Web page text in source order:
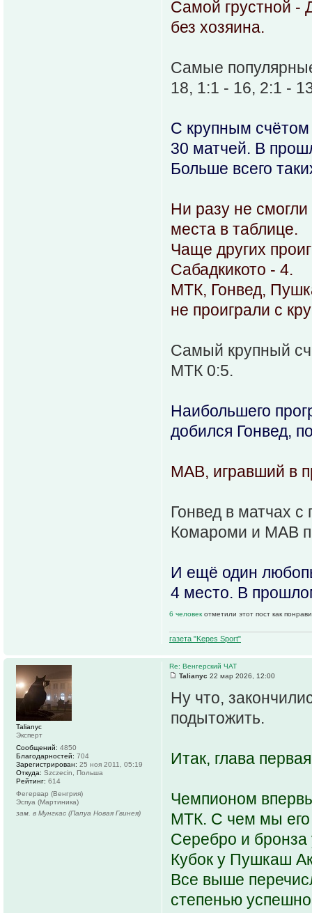
Самой грустной -
без хозяина.
Самые
18, 1:1 - 16, 2:1 -
С крупным
30 матчей. В
Больше всего
Ни разу не
места в таблице.
Чаще других
Сабадкикото - 4.
МТК, Гонвед,
не проиграли с
Самый крупный
МТК 0:5.
Наибольшего
добился Гонвед,
МАВ, игравший в
Гонвед в матчах
Комароми и МАВ
И ещё один
4 место. В
6 человек отметили этот пост как
газета "Kepes Sport"
Re: Венгерский ЧАТ
Talianyc 22 мар 2026, 12:00
Ну что,
подытожить.
Итак, глава
Чемпионом
МТК. С чем мы его
Серебро и бронза
Кубок у Пушкаш
Все выше
степенью
Talianyc
Эксперт
Сообщений: 4850
Благодарностей: 704
Зарегистрирован: 25 ноя 2011, 05:19
Откуда: Szczecin, Польша
Рейтинг: 614
Фегервар (Венгрия)
Эспуа (Мартиника)
зам. в Мунгкас (Папуа Новая Гвинея)